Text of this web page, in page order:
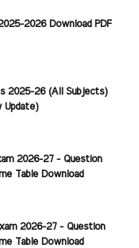
2026 Download PDF
2025-26 (All Subjects)
Update)
2026-27 - Question
Table Download
2026-27 - Question
Table Download